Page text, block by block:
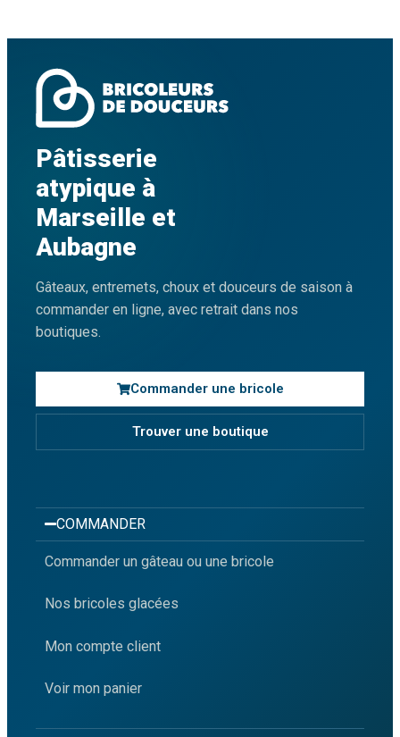
Pâtisserie
atypique à
Marseille et
Aubagne
Gâteaux, entremets, choux et douceurs de saison à
commander en ligne, avec retrait dans nos
boutiques.
Commander une bricole
Trouver une boutique
COMMANDER
Commander un gâteau ou une bricole
Nos bricoles glacées
Mon compte client
Voir mon panier